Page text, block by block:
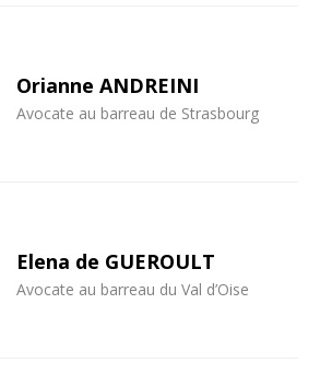
Orianne ANDREINI
Avocate au barreau de Strasbourg
Elena de GUEROULT
Avocate au barreau du Val d’Oise